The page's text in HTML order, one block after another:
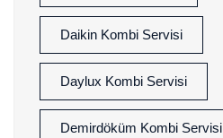
Daikin Kombi Servisi
Daylux Kombi Servisi
Demirdöküm Kombi Servisi